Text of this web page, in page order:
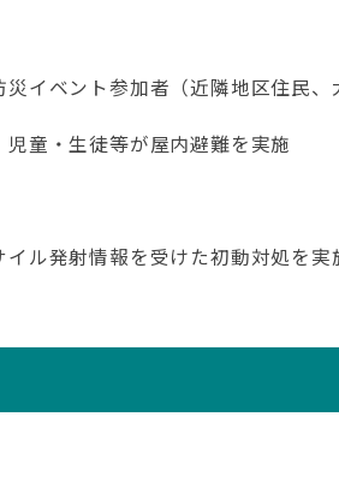
イベント参加者（近隣地区住民
童・生徒等が屋内避難を実施
ル発射情報を受けた初動対処を実